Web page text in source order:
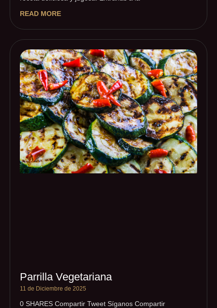
READ MORE
Parrilla Vegetariana
11 de Diciembre de 2025
0 SHARES Compartir Tweet Síganos Compartir